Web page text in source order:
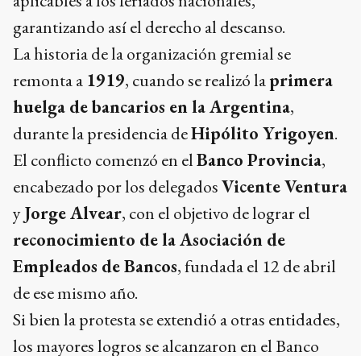
garantizando así el derecho al descanso.
La historia de la organización gremial se
remonta a 1919, cuando se realizó laprimera
huelga de bancarios en la Argentina,
durante la presidencia deHipólito Yrigoyen.
El conflicto comenzó en elBanco Provincia,
encabezado por los delegadosVicente Ventura
yJorge Alvear, con el objetivo de lograr el
reconocimiento de la Asociación de
Empleados de Bancos, fundada el 12 de abril
de ese mismo año.
Si bien la protesta se extendió a otras entidades,
los mayores logros se alcanzaron en el Banco